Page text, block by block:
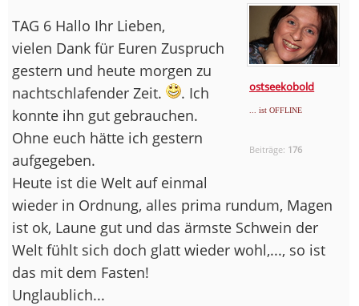
ostseekobold
... ist OFFLINE
Beiträge: 176
TAG 6 Hallo Ihr Lieben,
vielen Dank für Euren Zuspruch
gestern und heute morgen zu
nachtschlafender Zeit.
. Ich
konnte ihn gut gebrauchen.
Ohne euch hätte ich gestern
aufgegeben.
Heute ist die Welt auf einmal
wieder in Ordnung, alles prima rundum, Magen
ist ok, Laune gut und das ärmste Schwein der
Welt fühlt sich doch glatt wieder wohl,..., so ist
das mit dem Fasten!
Unglaublich...